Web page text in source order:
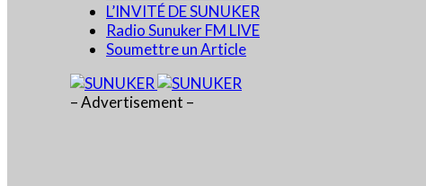
L’INVITÉ DE SUNUKER
Radio Sunuker FM LIVE
Soumettre un Article
– Advertisement –